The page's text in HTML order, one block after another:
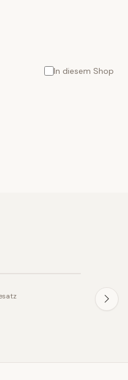
In diesem Shop
SALE
EUR 210